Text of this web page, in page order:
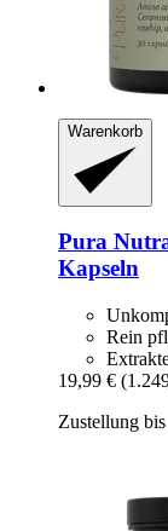
Warenkorb
Pura
Kapseln
Rein
19,99 €
Zustellung